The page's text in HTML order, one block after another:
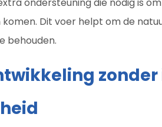
Dit voer helpt om de
behouden.
zonder